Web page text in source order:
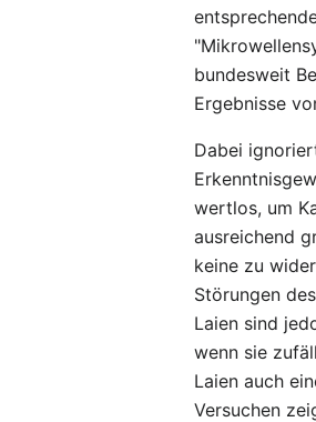
bundesweit
Ergebnisse
Dabei
wertlos, um
ausreichend
keine zu
Störungen
Laien sind
wenn sie
Laien auch
Versuchen